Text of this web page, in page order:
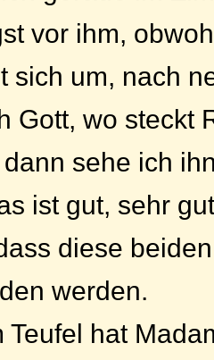
vor ihm,
sich um, nach
Gott, wo steckt
sehe ich
ist gut, sehr
diese
werden.
Teufel hat